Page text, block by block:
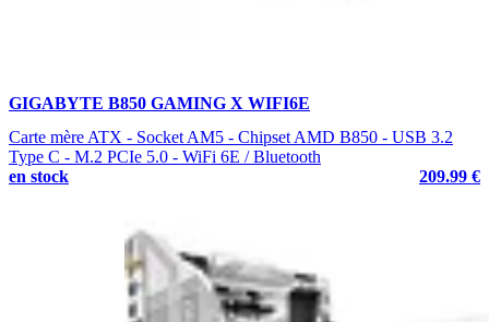
GIGABYTE B850 GAMING X WIFI6E
Carte mère ATX - Socket AM5 - Chipset AMD B850 - USB 3.2
Type C - M.2 PCIe 5.0 - WiFi 6E / Bluetooth
en stock
209.99 €